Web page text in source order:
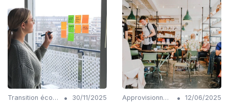
Transition écologique •
30/11/2025
Approvisionnements responsables •
12/06/2025